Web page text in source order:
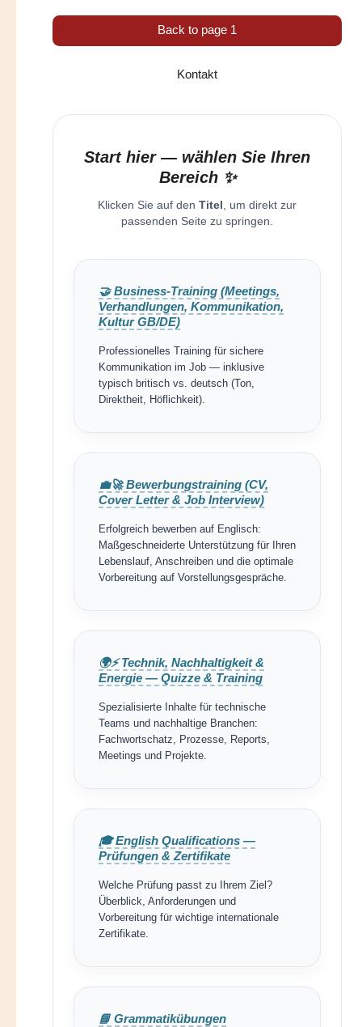
Back to page 1
Kontakt
Start hier — wählen Sie Ihren
Bereich ✨
Klicken Sie auf den Titel , um direkt zur
passenden Seite zu springen.
🤝 Business-Training (Meetings,
Verhandlungen, Kommunikation,
Kultur GB/DE)
Professionelles Training für sichere
Kommunikation im Job — inklusive
typisch britisch vs. deutsch (Ton,
Direktheit, Höflichkeit).
💼🚀 Bewerbungstraining (CV,
Cover Letter & Job Interview)
Erfolgreich bewerben auf Englisch:
Maßgeschneiderte Unterstützung für Ihren
Lebenslauf, Anschreiben und die optimale
Vorbereitung auf Vorstellungsgespräche.
🌍⚡ Technik, Nachhaltigkeit &
Energie — Quizze & Training
Spezialisierte Inhalte für technische
Teams und nachhaltige Branchen:
Fachwortschatz, Prozesse, Reports,
Meetings und Projekte.
🎓 English Qualifications —
Prüfungen & Zertifikate
Welche Prüfung passt zu Ihrem Ziel?
Überblick, Anforderungen und
Vorbereitung für wichtige internationale
Zertifikate.
📘 Grammatikübungen